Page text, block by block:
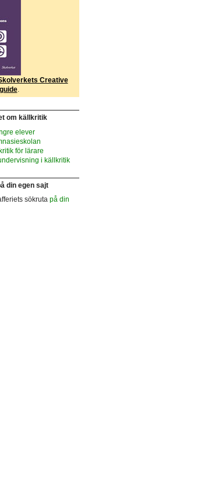
Creative
.
om källkritik
elever
för lärare
i källkritik
din egen sajt
sökruta på din